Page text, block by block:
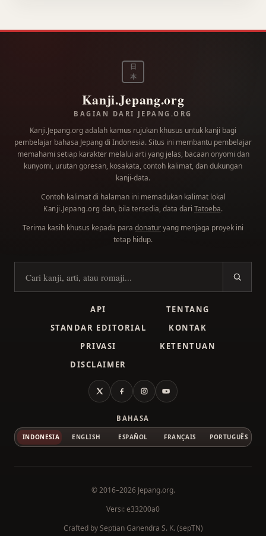
日
本
Kanji.Jepang.org
BAGIAN DARI JEPANG.ORG
Kanji.Jepang.org adalah kamus rujukan khusus untuk kanji bagi
pembelajar bahasa Jepang di Indonesia. Situs ini membantu pembelajar
memahami setiap karakter melalui arti yang jelas, bacaan onyomi dan
kunyomi, urutan goresan, kosakata, contoh kalimat, dan dukungan
kanji-data.
Contoh kalimat di halaman ini memadukan kalimat lokal
Kanji.Jepang.org dan, bila tersedia, data dari Tatoeba.
Terima kasih khusus kepada para donaturyang menjaga proyek ini
tetap hidup.
Cari kanji
API
TENTANG
STANDAR EDITORIAL
KONTAK
PRIVASI
KETENTUAN
DISCLAIMER
X FacebookInstagramYouTube
BAHASA
INDONESIA ENGLISH ESPAÑOL FRANÇAIS PORTUGUÊS
© 2016–2026 Jepang.org.
Versi: e33200a0
Crafted bySeptian Ganendra S. K. (sepTN)